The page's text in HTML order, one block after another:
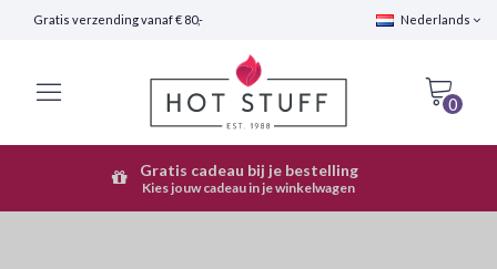
Gratis verzending vanaf € 80,- Nederlands
0
Snelle Verzending (24 uur)
Gratis cadeau bij je bestelling
Kies jouw cadeau in je winkelwagen